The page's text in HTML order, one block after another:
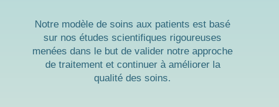
Notre modèle de soins aux patients est basé
sur nos études scientifiques rigoureuses
menées dans le but de valider notre approche
de traitement et continuer à améliorer la
qualité des soins.